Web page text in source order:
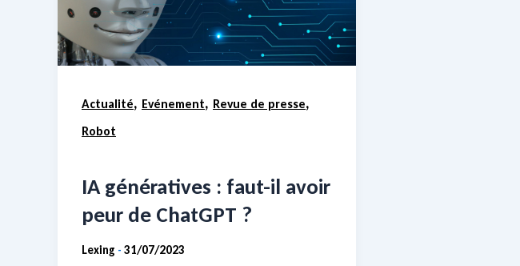
Actualité, Evénement, Revue de presse,
Robot
IA génératives : faut-il avoir
peur de ChatGPT ?
Lexing - 31/07/2023